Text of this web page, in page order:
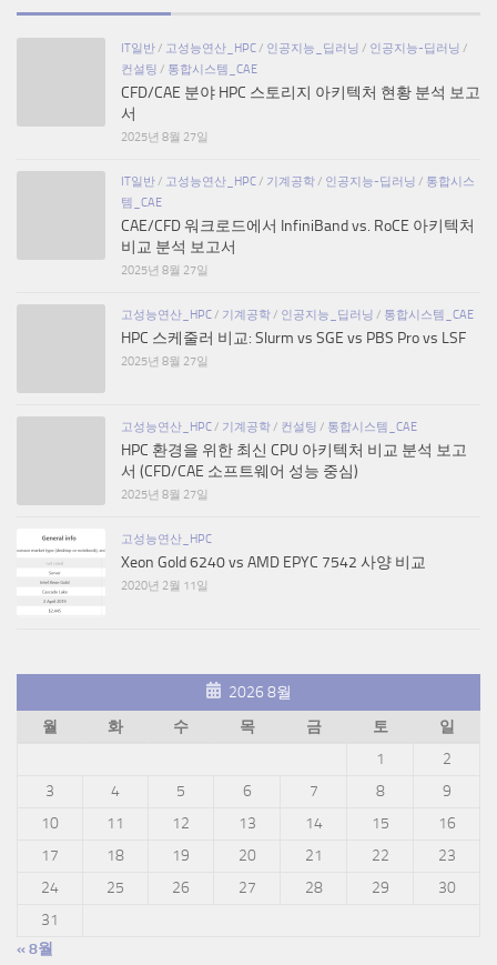
IT일반/ 고성능연산_HPC/ 인공지능_딥러닝 / 인공지능-딥러닝 /
컨설팅 / 통합시스템_CAE
CFD/CAE 분야 HPC 스토리지 아키텍처 현황 분석 보고
서
2025년 8월 27일
IT일반/ 고성능연산_HPC/ 기계공학/ 인공지능-딥러닝 / 통합시스
템_CAE
CAE/CFD 워크로드에서 InfiniBand vs. RoCE 아키텍처
비교 분석 보고서
2025년 8월 27일
고성능연산_HPC/ 기계공학/ 인공지능_딥러닝 / 통합시스템_CAE
HPC 스케줄러 비교: Slurm vs SGE vs PBS Pro vs LSF
2025년 8월 27일
고성능연산_HPC/ 기계공학/ 컨설팅 / 통합시스템_CAE
HPC 환경을 위한 최신 CPU 아키텍처 비교 분석 보고
서 (CFD/CAE 소프트웨어 성능 중심)
2025년 8월 27일
고성능연산_HPC
Xeon Gold 6240 vs AMD EPYC 7542 사양 비교
2020년 2월 11일
2026 8월
월
화 수 목 금 토
일
1
2
3
4 5 6 7 8
9
10
11 12 13 14 15
16
17
18 19 20 21 22
23
24
25 26 27 28 29
30
31
« 8월